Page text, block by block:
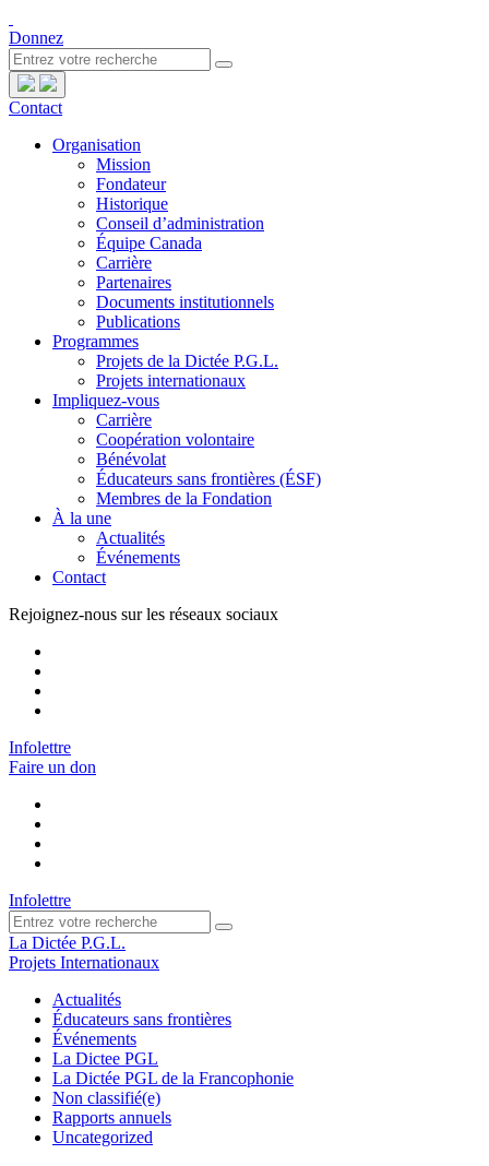
Donnez
Contact
Organisation
Mission
Fondateur
Historique
Conseil d’administration
Équipe Canada
Carrière
Partenaires
Documents institutionnels
Publications
Programmes
Projets de la Dictée P.G.L.
Projets internationaux
Impliquez-vous
Carrière
Coopération volontaire
Bénévolat
Éducateurs sans frontières (ÉSF)
Membres de la Fondation
À la une
Actualités
Événements
Contact
Rejoignez-nous sur les réseaux sociaux
Infolettre
Faire un don
Infolettre
La Dictée P.G.L.
Projets Internationaux
Actualités
Éducateurs sans frontières
Événements
La Dictee PGL
La Dictée PGL de la Francophonie
Non classifié(e)
Rapports annuels
Uncategorized